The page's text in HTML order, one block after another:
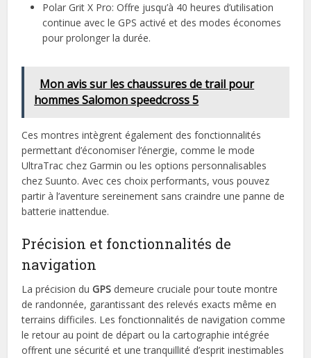
Polar Grit X Pro: Offre jusqu’à 40 heures d’utilisation
continue avec le GPS activé et des modes économes
pour prolonger la durée.
Mon avis sur les chaussures de trail pour
hommes Salomon speedcross 5
Ces montres intègrent également des fonctionnalités
permettant d’économiser l’énergie, comme le mode
UltraTrac chez Garmin ou les options personnalisables
chez Suunto. Avec ces choix performants, vous pouvez
partir à l’aventure sereinement sans craindre une panne de
batterie inattendue.
Précision et fonctionnalités de
navigation
La précision duGPS demeure cruciale pour toute montre
de randonnée, garantissant des relevés exacts même en
terrains difficiles. Les fonctionnalités de navigation comme
le retour au point de départ ou la cartographie intégrée
offrent une sécurité et une tranquillité d’esprit inestimables